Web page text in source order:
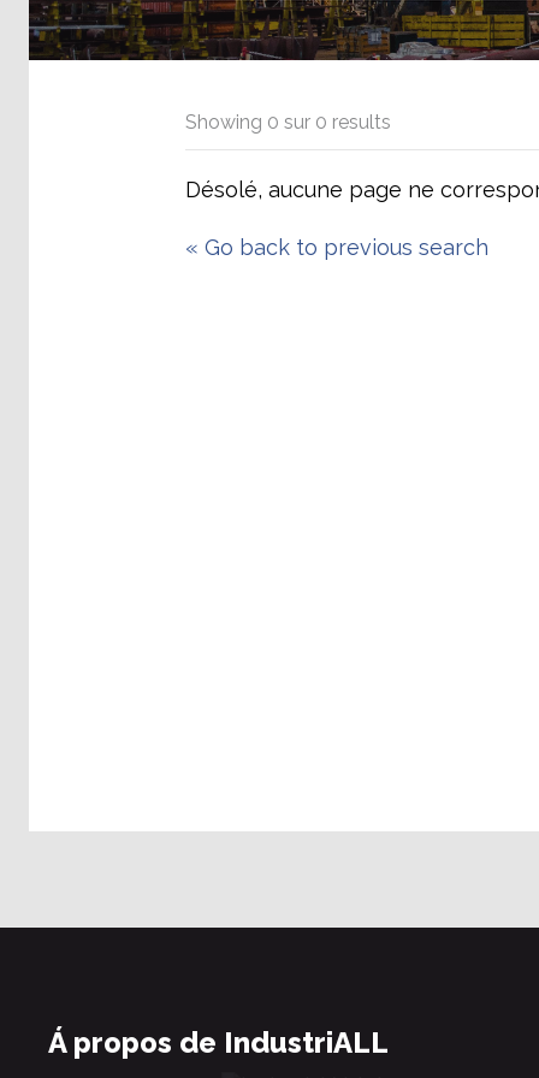
Showing 0sur 0 results
Désolé, aucune page ne
«Go back to previous search
Á propos de IndustriALL